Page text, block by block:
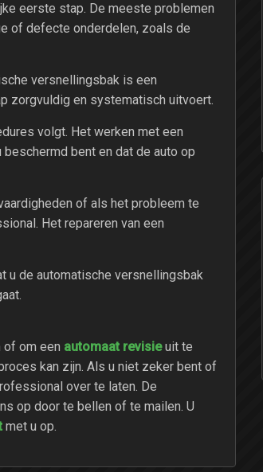
eerste stap. De meeste problemen
of defecte onderdelen, zoals de
versnellingsbak is een
zorgvuldig en systematisch uitvoert.
volgt. Het werken met een
bent en dat de auto op
of als het probleem te
Het repareren van een
u de automatische versnellingsbak
of om een automaat revisieuit te
kan zijn. Als u niet zeker bent of
over te laten. De
op door te bellen of te mailen. U
met u op.